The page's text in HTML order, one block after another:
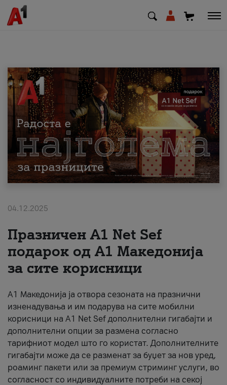
МК EN SQ
Приватни Деловни
Поддршка
Надополни кредит
За нас
#ПодобарОнлајн
04.12.2025
Празничен A1 Net Sеf
подарок од А1 Македонија
за сите корисници
А1 Македонија ја отвора сезоната на празнични
изненадувања и им подарува на сите мобилни
корисници на A1 Net Sef дополнителни гигабајти и
дополнителни опции за размена согласно
тарифниот модел што го користат. Дополнителните
гигабајти може да се разменат за буџет за нов уред,
роаминг пакети или за премиум стриминг услуги, во
согласност со индивидуалните потреби на секој